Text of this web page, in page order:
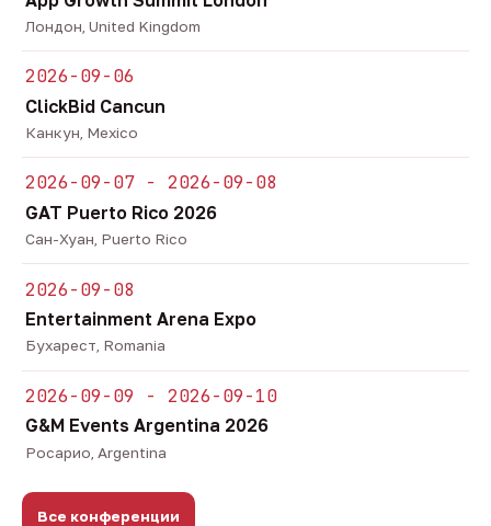
Лондон, United Kingdom
2026-09-06
ClickBid Cancun
Канкун, Mexico
2026-09-07 - 2026-09-08
GAT Puerto Rico 2026
Сан-Хуан, Puerto Rico
2026-09-08
Entertainment Arena Expo
Бухарест, Romania
2026-09-09 - 2026-09-10
G&M Events Argentina 2026
Росарио, Argentina
Все конференции